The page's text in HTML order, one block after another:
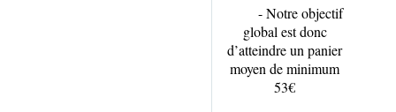
- Notre objectif
global est donc
d’atteindre un panier
moyen de minimum
53€